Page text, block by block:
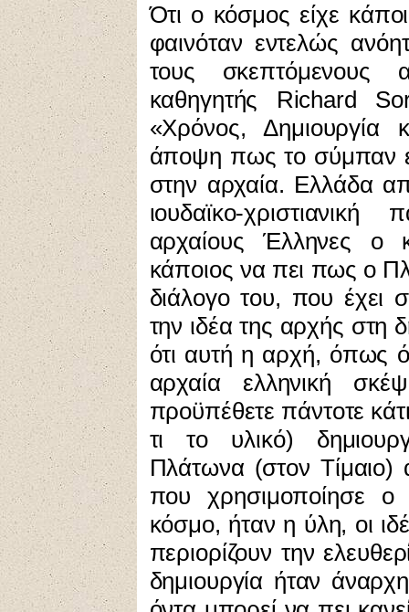
Ότι ο κόσμος είχε
φαινόταν εντελώς
τους
καθηγητής Richard
«Χρόνος, Δημιουργία
άποψη πως το σύμπαν
στην αρχαία. Ελλάδα
ιουδαϊκο-
αρχαίους Έλληνες ο
κάποιος να πει πως ο
διάλογο του, που έχει
την ιδέα της αρχής στη
ότι αυτή η αρχή, όπως
αρχαία ελληνική
προϋπέθετε πάντοτε
τι το υλικό)
Πλάτωνα (στον Τίμαιο)
που χρησιμοποίησε ο
κόσμο, ήταν η ύλη, οι
περιορίζουν την
δημιουργία ήταν